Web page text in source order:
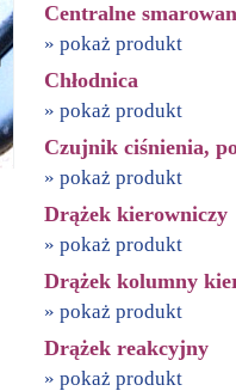
Centralne
» pokaż produkt
Chłodnica
» pokaż produkt
Czujnik ciśnienia,
» pokaż produkt
Drążek kierowniczy
» pokaż produkt
Drążek kolumny
» pokaż produkt
Drążek reakcyjny
» pokaż produkt